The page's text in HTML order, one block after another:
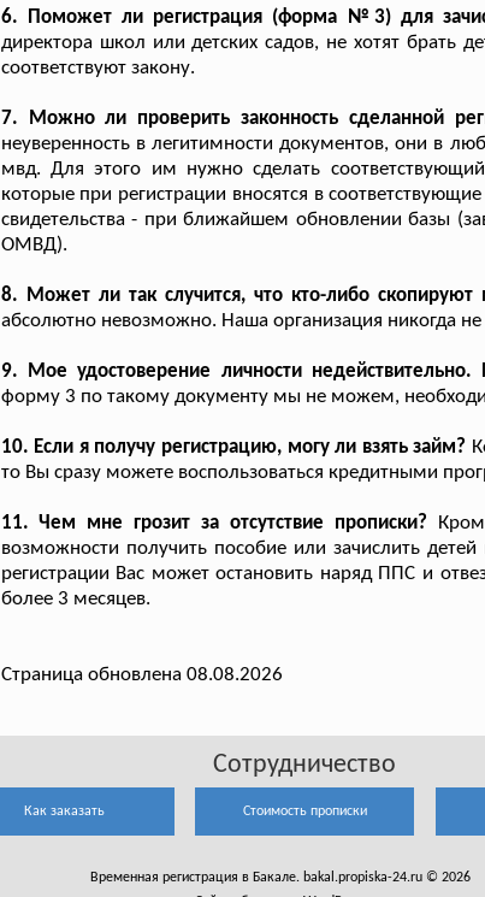
6. Поможет ли регистрация (форма №3) для
директора школ или детских садов, не хотят
соответствуют закону.
7. Можно ли проверить законность сделанной
неуверенность в легитимности документов, они в
мвд. Для этого им нужно сделать
которые при регистрации вносятся в
свидетельства - при ближайшем обновлении базы
ОМВД).
8. Может ли так случится, что кто-либо
абсолютно невозможно. Наша организация никогда
9. Мое удостоверение личности недействительно.
форму 3 по такому документу мы не можем,
10. Если я получу регистрацию, могу ли взять займ?
то Вы сразу можете воспользоваться кредитными
11. Чем мне грозит за отсутствие прописки?
возможности получить пособие или зачислить
регистрации Вас может остановить наряд ППС и
более 3 месяцев.
Страница обновлена 08.08.2026
Сотрудничество
Как заказать Стоимость прописки
Временная регистрация в Бакале. bakal.propiska-24.ru © 2026